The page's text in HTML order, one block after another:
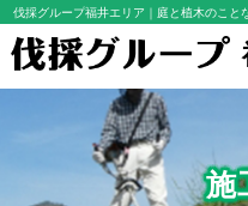
伐採グループ福井エリア ｜庭と植木のこと
施